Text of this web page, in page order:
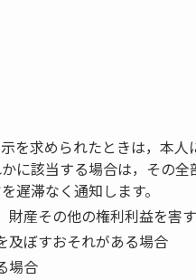
を求められたときは，本
に該当する場合は，その
遅滞なく通知します。
財産その他の権利利益を害
及ぼすおそれがある場合
場合